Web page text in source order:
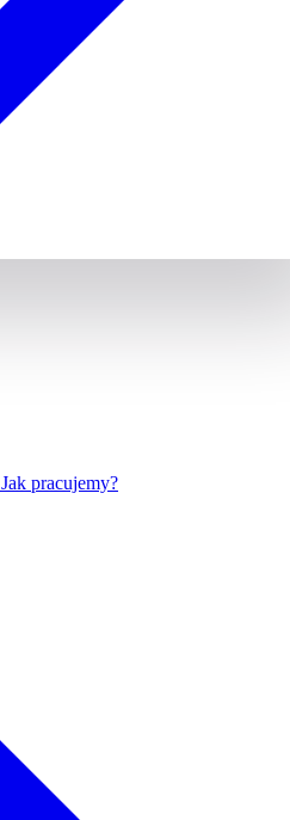
Jak pracujemy?